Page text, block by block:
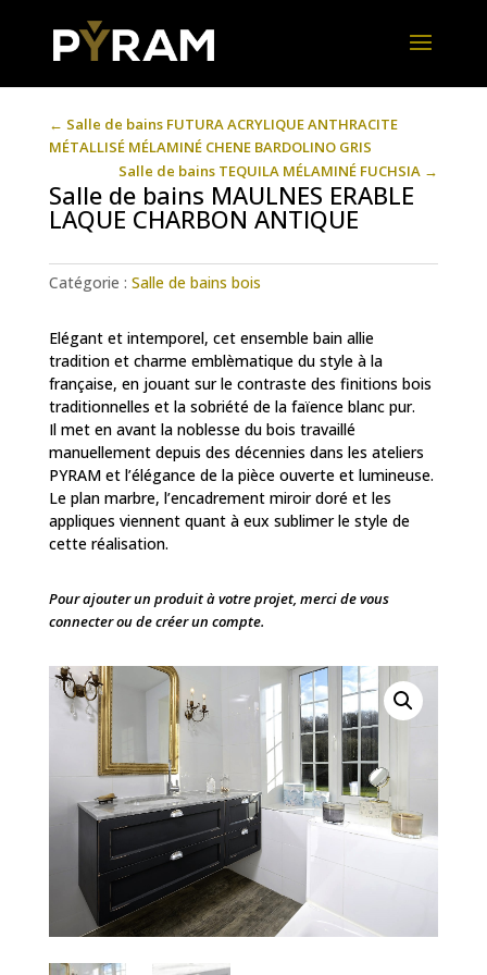
← Salle de bains FUTURA ACRYLIQUE ANTHRACITE
MÉTALLISÉ MÉLAMINÉ CHENE BARDOLINO GRIS
Salle de bains TEQUILA MÉLAMINÉ FUCHSIA →
Salle de bains MAULNES ERABLE
LAQUE CHARBON ANTIQUE
Catégorie : Salle de bains bois
Elégant et intemporel, cet ensemble bain allie
tradition et charme emblèmatique du style à la
française, en jouant sur le contraste des finitions bois
traditionnelles et la sobriété de la faïence blanc pur.
Il met en avant la noblesse du bois travaillé
manuellement depuis des décennies dans les ateliers
PYRAM et l’élégance de la pièce ouverte et lumineuse.
Le plan marbre, l’encadrement miroir doré et les
appliques viennent quant à eux sublimer le style de
cette réalisation.
Pour ajouter un produit à votre projet, merci de vous
connecter ou de créer un compte.